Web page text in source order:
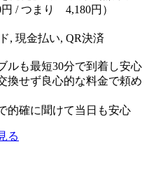
/ つまり 4,180円）
, 現金払い, QR決済
ルも最短30分で到着し安心
換せず良心的な料金で頼め
的確に聞けて当日も安心
る